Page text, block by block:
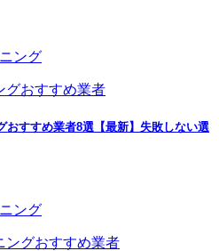
ング
おすすめ業者8選【最新】失敗しない選
ング